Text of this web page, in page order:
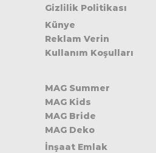
Gizlilik Politikası
Künye
Reklam Verin
Kullanım Koşulları
MAG Summer
MAG Kids
MAG Bride
MAG Deko
İnşaat Emlak